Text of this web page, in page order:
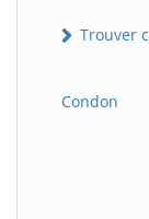
Trouver
Condon